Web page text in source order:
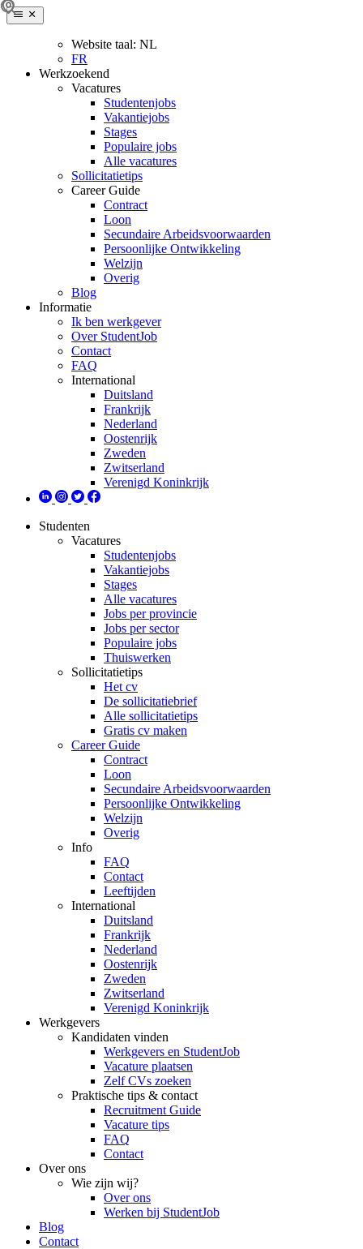
Website taal: NL
FR
Werkzoekend
Vacatures
Studentenjobs
Vakantiejobs
Stages
Populaire jobs
Alle vacatures
Sollicitatietips
Career Guide
Contract
Loon
Secundaire Arbeidsvoorwaarden
Persoonlijke Ontwikkeling
Welzijn
Overig
Blog
Informatie
Ik ben werkgever
Over StudentJob
Contact
FAQ
International
Duitsland
Frankrijk
Nederland
Oostenrijk
Zweden
Zwitserland
Verenigd Koninkrijk
Studenten
Vacatures
Studentenjobs
Vakantiejobs
Stages
Alle vacatures
Jobs per provincie
Jobs per sector
Populaire jobs
Thuiswerken
Sollicitatietips
Het cv
De sollicitatiebrief
Alle sollicitatietips
Gratis cv maken
Career Guide
Contract
Loon
Secundaire Arbeidsvoorwaarden
Persoonlijke Ontwikkeling
Welzijn
Overig
Info
FAQ
Contact
Leeftijden
International
Duitsland
Frankrijk
Nederland
Oostenrijk
Zweden
Zwitserland
Verenigd Koninkrijk
Werkgevers
Kandidaten vinden
Werkgevers en StudentJob
Vacature plaatsen
Zelf CVs zoeken
Praktische tips & contact
Recruitment Guide
Vacature tips
FAQ
Contact
Over ons
Wie zijn wij?
Over ons
Werken bij StudentJob
Blog
Contact